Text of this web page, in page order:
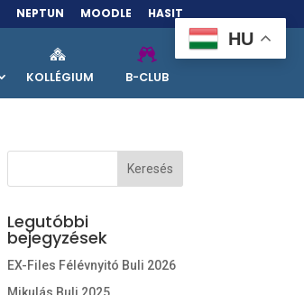
NEPTUN MOODLE HASIT
KOLLÉGIUM B-CLUB
Legutóbbi
bejegyzések
EX-Files Félévnyitó Buli 2026
HU